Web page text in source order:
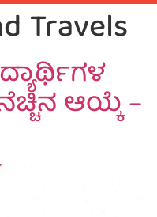
Travels
ನೆಚ್ಚಿನ ಆಯ್ಕೆ –